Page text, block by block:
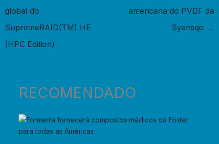
global do
SupremeRAID(TM) HE
(HPC Edition)
americana do PVDF da
Syensqo →
RECOMENDADO